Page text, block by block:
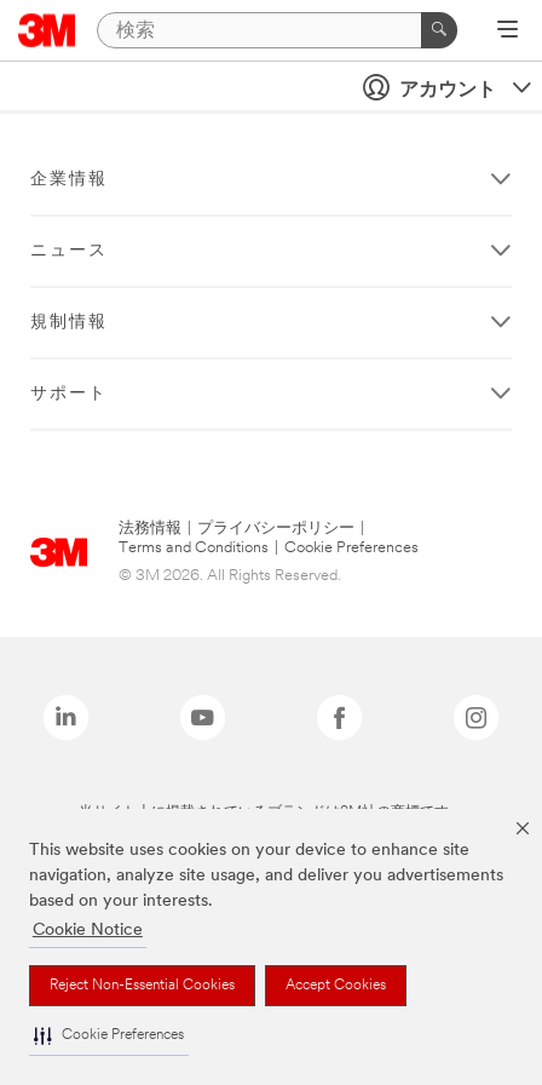
This website uses cookies on your device to enhance site
navigation, analyze site usage, and deliver you advertisements
based on your interests.
Cookie Notice
Reject Non-Essential Cookies Accept Cookies
Cookie Preferences
アカウント
企業情報
ニュース
規制情報
サポート
法務情報 プライバシーポリシー
Terms and Conditions
Cookie Preferences
© 3M 2026. All Rights Reserved.
当サイト上に掲載されているブランドは3M社の商標です。